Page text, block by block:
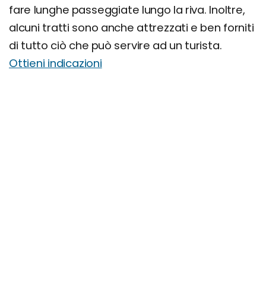
fare lunghe passeggiate lungo la riva. Inoltre,
alcuni tratti sono anche attrezzati e ben forniti
di tutto ciò che può servire ad un turista.
Ottieni indicazioni